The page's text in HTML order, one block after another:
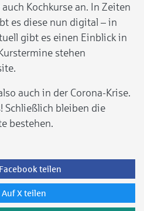
auch Kochkurse an. In Zeiten
es diese nun digital – in
gibt es einen Einblick in
stehen
auch in der Corona-Krise.
Schließlich bleiben die
bestehen.
teilen
Auf X teilen